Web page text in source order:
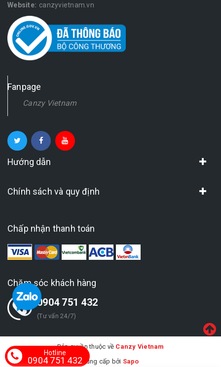
Website: canzyvietnam.vn
Fanpage
Canzy Vietnam
Hướng dẫn
Chính sách và quy định
Chấp nhận thanh toán
Chăm sóc khách hàng
0904 751 432
(Tư vấn 24/7)
Bản quyền thuộc về Canzy Vietnam
Cung cấp bởi Sapo
Hotline
0904 751 432